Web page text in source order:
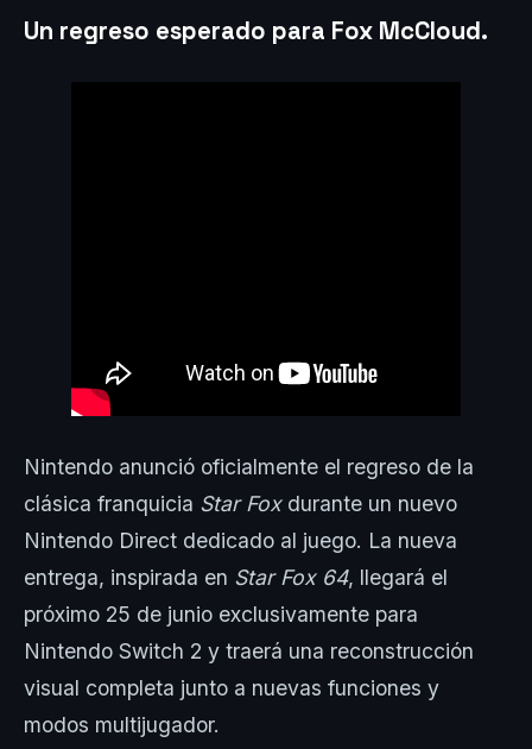
Un regreso esperado para Fox McCloud.
Nintendo anunció oficialmente el regreso de la
clásica franquicia Star Foxdurante un nuevo
Nintendo Direct dedicado al juego. La nueva
entrega, inspirada en Star Fox 64, llegará el
próximo 25 de junio exclusivamente para
Nintendo Switch 2 y traerá una reconstrucción
visual completa junto a nuevas funciones y
modos multijugador.